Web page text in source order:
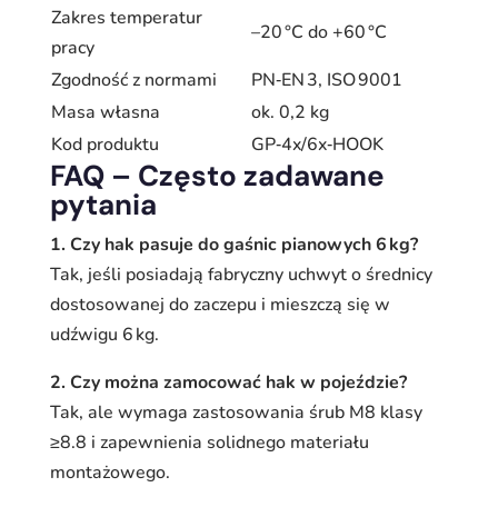
Zakres temperatur
pracy
–20 °C do +60 °C
Zgodność z normami
PN‑EN 3, ISO 9001
Masa własna
ok. 0,2 kg
Kod produktu
GP‑4x/6x‑HOOK
FAQ – Często zadawane
pytania
1. Czy hak pasuje do gaśnic pianowych 6 kg?
Tak, jeśli posiadają fabryczny uchwyt o średnicy
dostosowanej do zaczepu i mieszczą się w
udźwigu 6 kg.
2. Czy można zamocować hak w pojeździe?
Tak, ale wymaga zastosowania śrub M8 klasy
≥8.8 i zapewnienia solidnego materiału
montażowego.